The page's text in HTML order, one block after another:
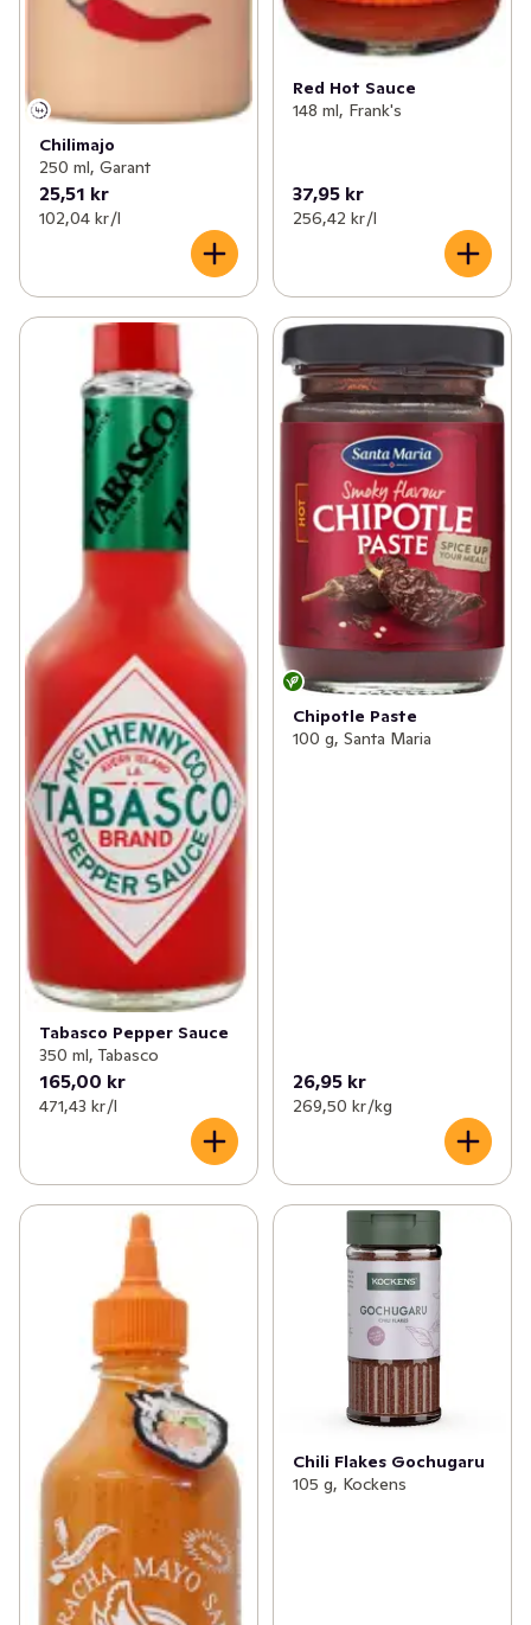
Chilimajo
250 ml, Garant
25,51 kr
102,04 kr /l
Red Hot Sauce
148 ml, Frank's
37,95 kr
256,42 kr /l
Tabasco Pepper Sauce
350 ml, Tabasco
165,00 kr
471,43 kr /l
Chipotle Paste
100 g, Santa Maria
26,95 kr
269,50 kr /kg
Chili Flakes Gochugaru
105 g, Kockens